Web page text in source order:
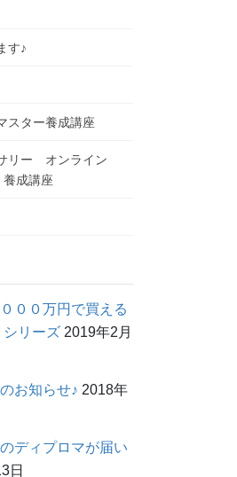
す♪
スター養成講座
リー オンライン
成講座
００万円で買える
シリーズ 2019年2月
お知らせ♪ 2018年
ディプロマが届い
日